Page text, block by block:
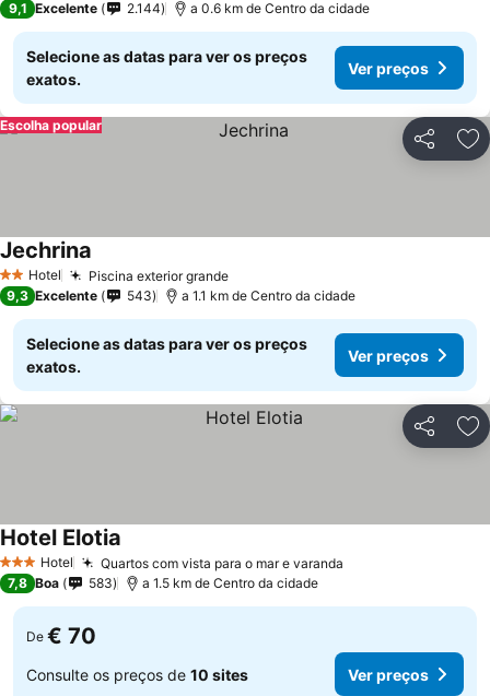
9,1 Excelente 2.144 a 0.6 km de Centro da cidade
Selecione as datas para ver os preços
exatos.
Ver preços
Partilhar
Escolha popular
2 Estrelas
Hotel Piscina exterior grande
Jechrina
9,3 Excelente 543 a 1.1 km de Centro da cidade
Selecione as datas para ver os preços
exatos.
Ver preços
Partilhar
3 EstrelasHotel Quartos com vista para o mar e varanda
Hotel Elotia
7,8 Boa 583 a 1.5 km de Centro da cidade
De € 70
Consulte os preços de 10 sites Ver preços